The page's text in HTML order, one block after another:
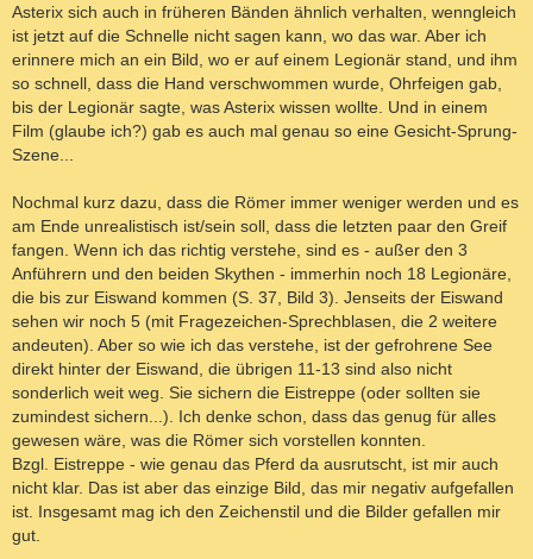
Asterix sich auch in früheren Bänden ähnlich verhalten, wenngleich
ist jetzt auf die Schnelle nicht sagen kann, wo das war. Aber ich
erinnere mich an ein Bild, wo er auf einem Legionär stand, und ihm
so schnell, dass die Hand verschwommen wurde, Ohrfeigen gab,
bis der Legionär sagte, was Asterix wissen wollte. Und in einem
Film (glaube ich?) gab es auch mal genau so eine Gesicht-Sprung-
Szene...
Nochmal kurz dazu, dass die Römer immer weniger werden und es
am Ende unrealistisch ist/sein soll, dass die letzten paar den Greif
fangen. Wenn ich das richtig verstehe, sind es - außer den 3
Anführern und den beiden Skythen - immerhin noch 18 Legionäre,
die bis zur Eiswand kommen (S. 37, Bild 3). Jenseits der Eiswand
sehen wir noch 5 (mit Fragezeichen-Sprechblasen, die 2 weitere
andeuten). Aber so wie ich das verstehe, ist der gefrohrene See
direkt hinter der Eiswand, die übrigen 11-13 sind also nicht
sonderlich weit weg. Sie sichern die Eistreppe (oder sollten sie
zumindest sichern...). Ich denke schon, dass das genug für alles
gewesen wäre, was die Römer sich vorstellen konnten.
Bzgl. Eistreppe - wie genau das Pferd da ausrutscht, ist mir auch
nicht klar. Das ist aber das einzige Bild, das mir negativ aufgefallen
ist. Insgesamt mag ich den Zeichenstil und die Bilder gefallen mir
gut.